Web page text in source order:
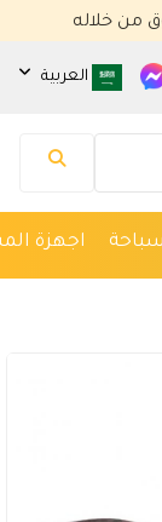
العربية
اجهزة